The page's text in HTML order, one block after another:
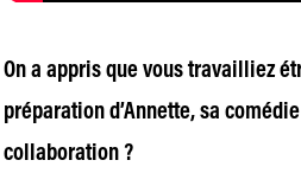
On a appris que vous travailliez
préparation d’Annette, sa
collaboration ?